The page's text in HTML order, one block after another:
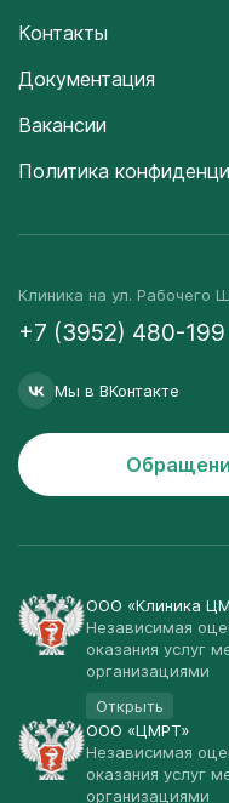
Контакты
Документация
Вакансии
Политика
Клиника на ул. Рабочего
+7 (3952) 480-199
Мы в ВКонтакте
ООО «Клиника
Независимая
оказания услуг
организациями
Открыть
ООО «ЦМРТ»
Независимая
оказания услуг
организациями